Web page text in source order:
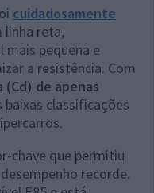
cuidadosamente
linha reta,
pequena e
a resistência. Com
de apenas
baixas classificações
chave que permitiu
recorde.